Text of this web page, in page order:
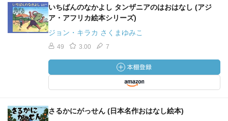
いちばんのなかよし タンザニアのはおはなし (アジ
ア・アフリカ絵本シリーズ)
ジョン・キラカ さくまゆみこ
49 3.00 7
さるかにがっせん (日本名作おはなし絵本)